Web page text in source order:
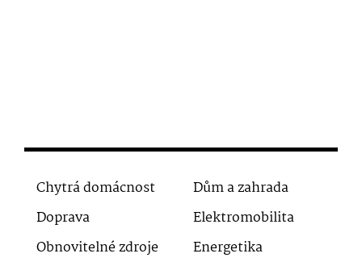
Chytrá domácnost
Dům a zahrada
Doprava
Elektromobilita
Obnovitelné zdroje
Energetika